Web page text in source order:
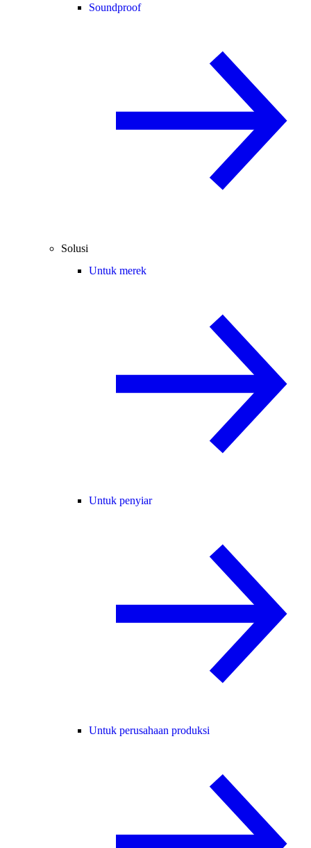
Soundproof
Solusi
Untuk merek
Untuk penyiar
Untuk perusahaan produksi